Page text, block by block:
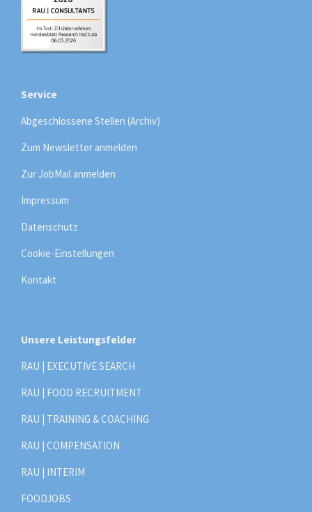
Service
Abgeschlossene Stellen (Archiv)
Zum Newsletter anmelden
Zur JobMail anmelden
Impressum
Datenschutz
Cookie-Einstellungen
Kontakt
Unsere Leistungsfelder
RAU | EXECUTIVE SEARCH
RAU | FOOD RECRUITMENT
RAU | TRAINING & COACHING
RAU | COMPENSATION
RAU | INTERIM
FOODJOBS